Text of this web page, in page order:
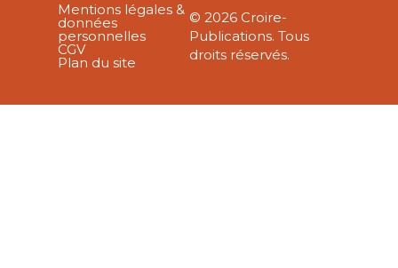
Mentions légales &
données
personnelles
CGV
Plan du site
© 2026 Croire-
Publications. Tous
droits réservés.